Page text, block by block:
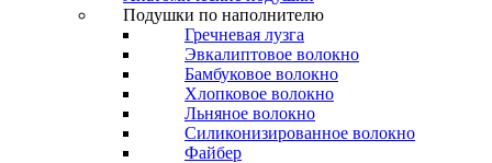
Подушки по наполнителю
Гречневая лузга
Эвкалиптовое волокно
Бамбуковое волокно
Хлопковое волокно
Льняное волокно
Силиконизированное волокно
Файбер